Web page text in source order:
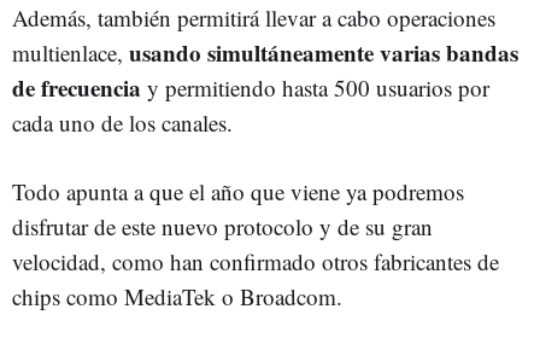
Además, también permitirá llevar a cabo operaciones
multienlace, usando simultáneamente varias bandas
de frecuencia y permitiendo hasta 500 usuarios por
cada uno de los canales.
Todo apunta a que el año que viene ya podremos
disfrutar de este nuevo protocolo y de su gran
velocidad, como han confirmado otros fabricantes de
chips como MediaTek o Broadcom.